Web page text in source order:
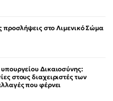
προσλήψεις στο Λιμενικό Σώμα
Δικαιοσύνης:
στους διαχειριστές των
που φέρνει